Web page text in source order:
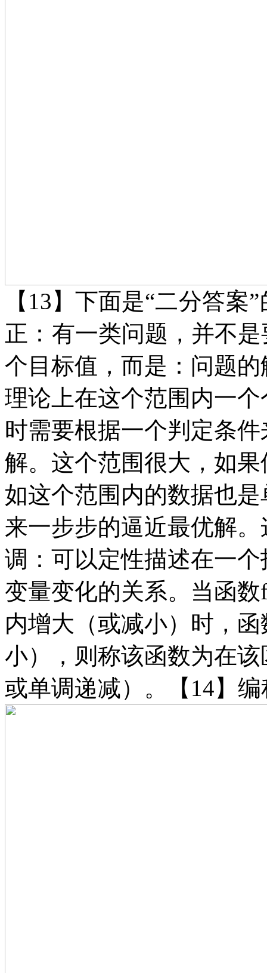
【 13】下面是“二分答案
正： 有一类问题，并不
个目标值，而是：问题
理论上在这个范围内一
时需要根据一个判定条
解。这个范围很大，如
如这个范围内的数据也
来一步步的逼近最优解
调：可以定性描述在一
变量变化的关系。当函数
内增大（或减小）时，
小），则称该函数为在
或单调递减）。
【 14】